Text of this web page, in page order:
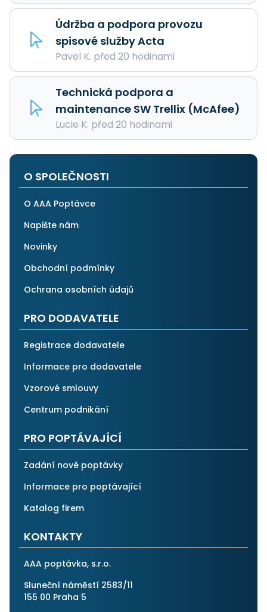
Údržba a podpora provozu
spisové služby Acta
Pavel K. před 20 hodinami
Technická podpora a
maintenance SW Trellix (McAfee)
Lucie K. před 20 hodinami
O SPOLEČNOSTI
O AAA Poptávce
Napište nám
Novinky
Obchodní podmínky
Ochrana osobních údajů
PRO DODAVATELE
Registrace dodavatele
Informace pro dodavatele
Vzorové smlouvy
Centrum podnikání
PRO POPTÁVAJÍCÍ
Zadání nové poptávky
Informace pro poptávající
Katalog firem
KONTAKTY
AAA poptávka, s.r.o.
Sluneční náměstí 2583/11
155 00 Praha 5